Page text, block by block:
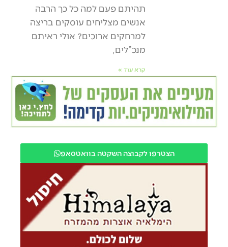
תהיתם פעם למה כל כך הרבה
אנשים מצליחים עוסקים בריצה
למרחקים ארוכים? אולי ראיתם
מנכ”לים,
קרא עוד »
הצטרפו לקבוצה השקטה בוואטסאפ